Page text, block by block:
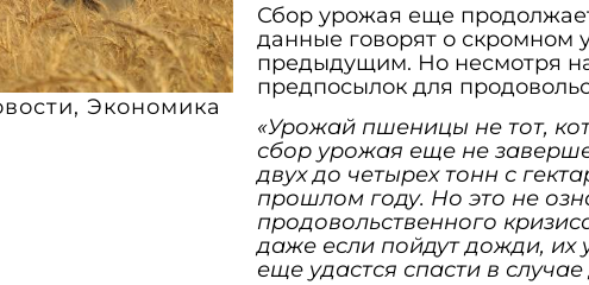
,Экономика
Сбор урожая еще
данные говорят о скромном
предыдущим. Но несмотря на
предпосылок для
«Урожай пшеницы не тот,
сбор урожая еще не
двух до четырех тонн с
прошлом году. Но это не
продовольственного
даже если пойдут дожди, их
еще удастся спасти в